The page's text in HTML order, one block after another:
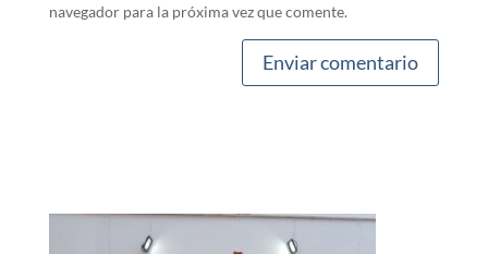
navegador para la próxima vez que comente.